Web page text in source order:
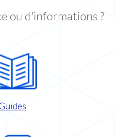
ou d'informations ?